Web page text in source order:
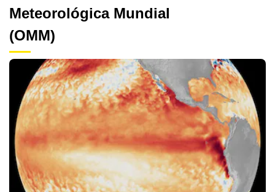
Meteorológica Mundial
(OMM)